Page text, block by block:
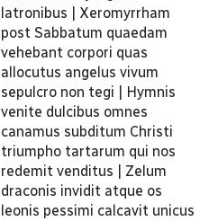
latronibus | Xeromyrrham
post Sabbatum quaedam
vehebant corpori quas
allocutus angelus vivum
sepulcro non tegi | Hymnis
venite dulcibus omnes
canamus subditum Christi
triumpho tartarum qui nos
redemit venditus | Zelum
draconis invidit atque os
leonis pessimi calcavit unicus